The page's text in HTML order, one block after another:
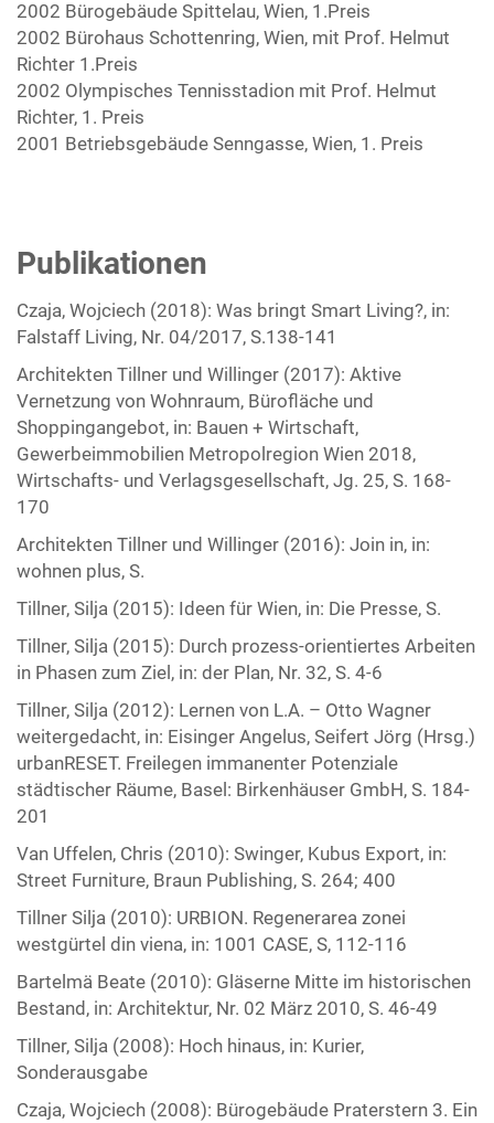
2002 Bürogebäude Spittelau, Wien, 1.Preis
2002 Bürohaus Schottenring, Wien, mit Prof. Helmut
Richter 1.Preis
2002 Olympisches Tennisstadion mit Prof. Helmut
Richter, 1. Preis
2001 Betriebsgebäude Senngasse, Wien, 1. Preis
Publikationen
Czaja, Wojciech (2018): Was bringt Smart Living?, in:
Falstaff Living, Nr. 04/2017, S.138-141
Architekten Tillner und Willinger (2017): Aktive
Vernetzung von Wohnraum, Bürofläche und
Shoppingangebot, in: Bauen + Wirtschaft,
Gewerbeimmobilien Metropolregion Wien 2018,
Wirtschafts- und Verlagsgesellschaft, Jg. 25, S. 168-
170
Architekten Tillner und Willinger (2016): Join in, in:
wohnen plus, S.
Tillner, Silja (2015): Ideen für Wien, in: Die Presse, S.
Tillner, Silja (2015): Durch prozess-orientiertes Arbeiten
in Phasen zum Ziel, in: der Plan, Nr. 32, S. 4-6
Tillner, Silja (2012): Lernen von L.A. – Otto Wagner
weitergedacht, in: Eisinger Angelus, Seifert Jörg (Hrsg.)
urbanRESET. Freilegen immanenter Potenziale
städtischer Räume, Basel: Birkenhäuser GmbH, S. 184-
201
Van Uffelen, Chris (2010): Swinger, Kubus Export, in:
Street Furniture, Braun Publishing, S. 264; 400
Tillner Silja (2010): URBION. Regenerarea zonei
westgürtel din viena, in: 1001 CASE, S, 112-116
Bartelmä Beate (2010): Gläserne Mitte im historischen
Bestand, in: Architektur, Nr. 02 März 2010, S. 46-49
Tillner, Silja (2008): Hoch hinaus, in: Kurier,
Sonderausgabe
Czaja, Wojciech (2008): Bürogebäude Praterstern 3. Ein